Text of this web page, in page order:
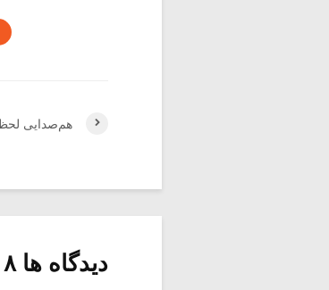
هم‌صدایی
دیدگاه ها ۸